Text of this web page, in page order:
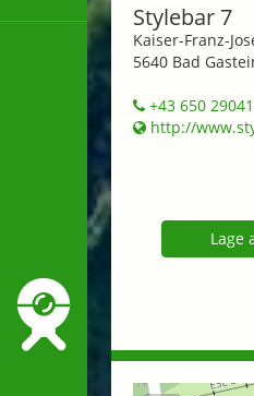
Stylebar 7
Kaiser-Franz-
5640 Bad
+43 650
http://
Lage